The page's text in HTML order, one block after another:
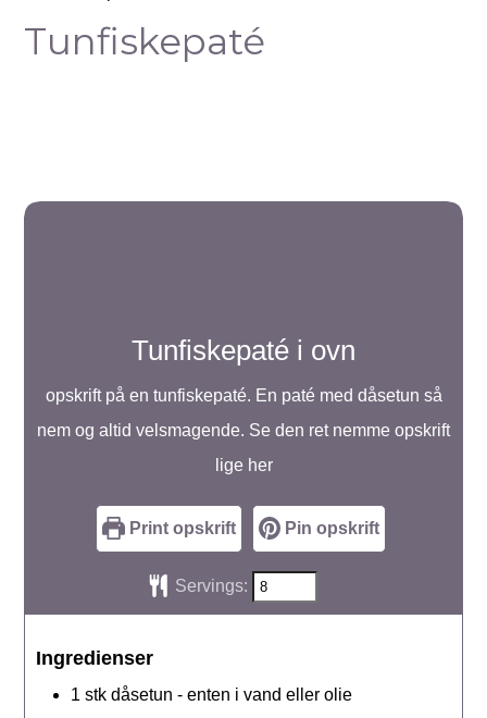
Tunfiskepaté
Tunfiskepaté i ovn
opskrift på en tunfiskepaté. En paté med dåsetun så
nem og altid velsmagende. Se den ret nemme opskrift
lige her
Print opskrift Pin opskrift
Servings:
Ingredienser
1 stk dåsetun - enten i vand eller olie